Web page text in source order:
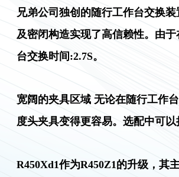
兄弟公司独创的随行工作台交换
及密闭构造实现了高信赖性。由
台交换时间:2.7S。
宽阔的夹具区域 无论在随行工作
度头夹具变得更容易。选配中可
R450Xd1作为R450Z1的升级，其